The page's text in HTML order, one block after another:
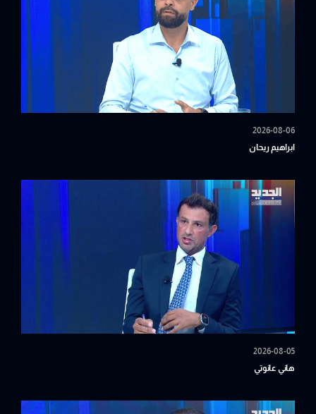
2026-08-06
ابراهيم ريحان
2026-08-05
هاني عانوتي